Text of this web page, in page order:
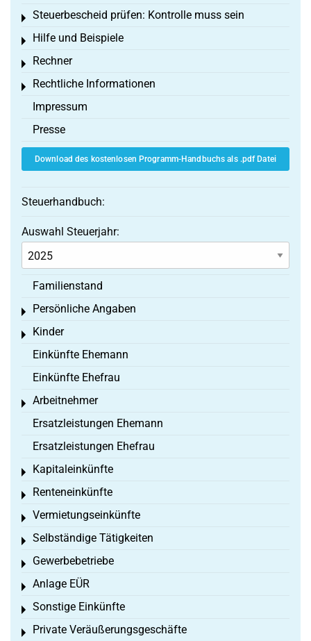
Steuerbescheid prüfen: Kontrolle muss sein
Toggle menu
Hilfe und Beispiele
Toggle menu
Rechner
Toggle menu
Rechtliche Informationen
Toggle menu
Impressum
Presse
Download des kostenlosen Programm-Handbuchs als .pdf Datei
Steuerhandbuch:
Auswahl Steuerjahr:
Familienstand
Persönliche Angaben
Toggle menu
Kinder
Toggle menu
Einkünfte Ehemann
Einkünfte Ehefrau
Arbeitnehmer
Toggle menu
Ersatzleistungen Ehemann
Ersatzleistungen Ehefrau
Kapitaleinkünfte
Toggle menu
Renteneinkünfte
Toggle menu
Vermietungseinkünfte
Toggle menu
Selbständige Tätigkeiten
Toggle menu
Gewerbebetriebe
Toggle menu
Anlage EÜR
Toggle menu
Sonstige Einkünfte
Toggle menu
Private Veräußerungsgeschäfte
Toggle menu